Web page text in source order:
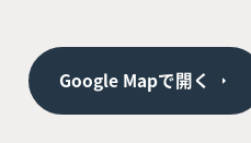
Google Mapで開く